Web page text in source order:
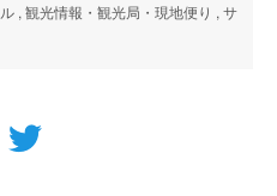
, 観光情報・観光局・現地便り , サ